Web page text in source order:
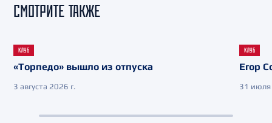
СМОТРИТЕ ТАКЖЕ
КЛУБ
«Торпедо» вышло из отпуска
3 августа 2026 г.
КЛУБ
Егор
31 июля